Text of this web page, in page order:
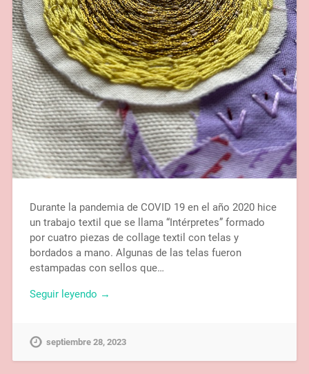
Durante la pandemia de COVID 19 en el año 2020 hice
un trabajo textil que se llama “Intérpretes” formado
por cuatro piezas de collage textil con telas y
bordados a mano. Algunas de las telas fueron
estampadas con sellos que…
Seguir leyendo →
septiembre 28, 2023